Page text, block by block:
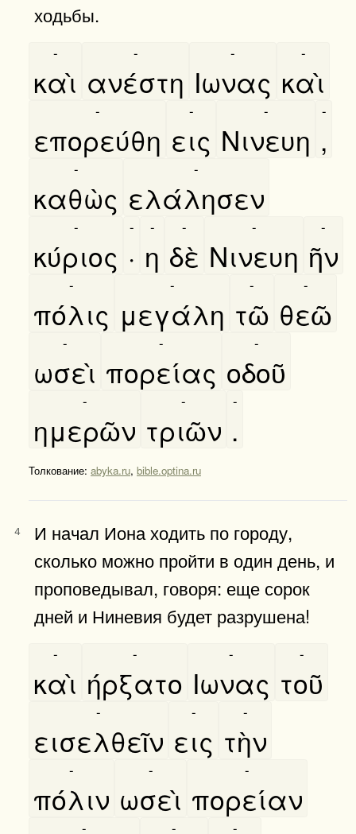
ходьбы.
καὶ
-
ανέστη
-
Ιωνας
-
καὶ
-
επορεύθη
-
εις
-
Νινευη
-
,
-
καθὼς
-
ελάλησεν
-
κύριος
-
·
-
η
-
δὲ
-
Νινευη
-
ῆν
-
πόλις
-
μεγάλη
-
τῶ
-
θεῶ
-
ωσεὶ
-
πορείας
-
οδοῦ
-
ημερῶν
-
τριῶν
-
.
-
Толкование: abyka.ru, bible.optina.ru
4
И начал Иона ходить по городу,
сколько можно пройти в один день, и
проповедывал, говоря: еще сорок
дней и Ниневия будет разрушена!
καὶ
-
ήρξατο
-
Ιωνας
-
τοῦ
-
εισελθεῖν
-
εις
-
τὴν
-
πόλιν
-
ωσεὶ
-
πορείαν
-
- - -